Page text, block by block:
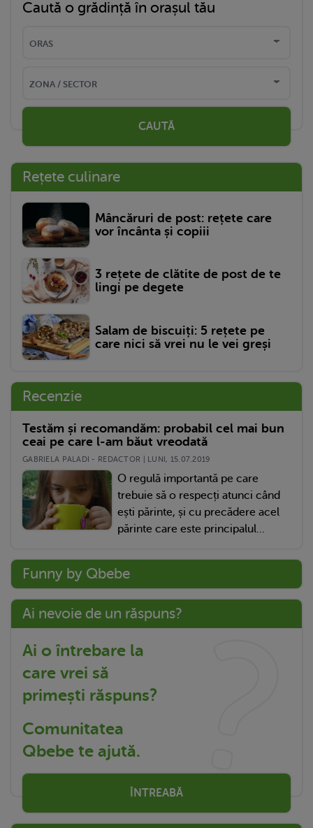
Caută o grădință în orașul tău
CAUTĂ
Rețete culinare
Mâncăruri de post: rețete care
vor încânta și copiii
3 rețete de clătite de post de te
lingi pe degete
Salam de biscuiți: 5 rețete pe
care nici să vrei nu le vei greși
Recenzie
Testăm și recomandăm: probabil cel mai bun
ceai pe care l-am băut vreodată
GABRIELA PALADI - REDACTOR | LUNI, 15.07.2019
O regulă importantă pe care
trebuie să o respecți atunci când
ești părinte, și cu precădere acel
părinte care este principalul...
Funny by Qbebe
Ai nevoie de un răspuns?
Ai o întrebare la
care vrei să
primești răspuns?
Comunitatea
Qbebe te ajută.
ÎNTREABĂ